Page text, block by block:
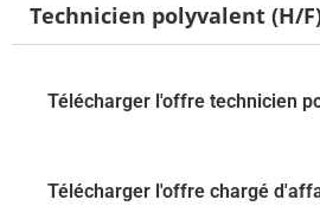
Technicien polyvalent (H/
Télécharger l'offre technicien
Télécharger l'offre chargé